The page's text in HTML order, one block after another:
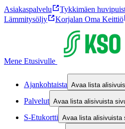
Asiakaspalvelu Tykkimäen
Lämmitysöljy
Korjalan Oma Keittiö
Mene Etusivulle
Ajankohtaista Avaa lista
Palvelut Avaa lista alisivuista
S-Etukortti Avaa lista alisivuista